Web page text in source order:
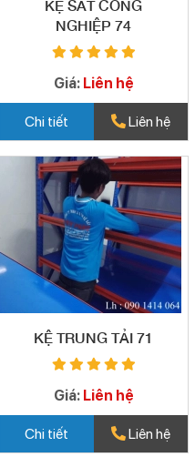
KỆ SẮT CÔNG
NGHIỆP 74
Giá: Liên hệ
Chi tiết Liên hệ
KỆ TRUNG TẢI 71
Giá: Liên hệ
Chi tiết Liên hệ